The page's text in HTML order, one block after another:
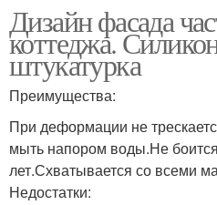
Дизайн фасада
коттеджа.
штукатурка
Преимущества:
При деформации не
мыть напором воды.Не
лет.Схватывается со всеми
Недостатки: